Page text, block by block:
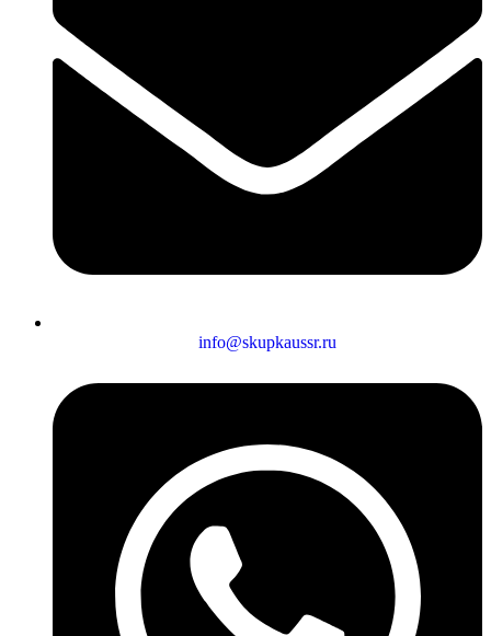
info@skupkaussr.ru